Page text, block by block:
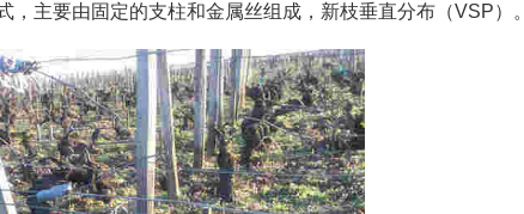
，主要由固定的支柱和金属丝组成，新枝垂直分布（VSP）。